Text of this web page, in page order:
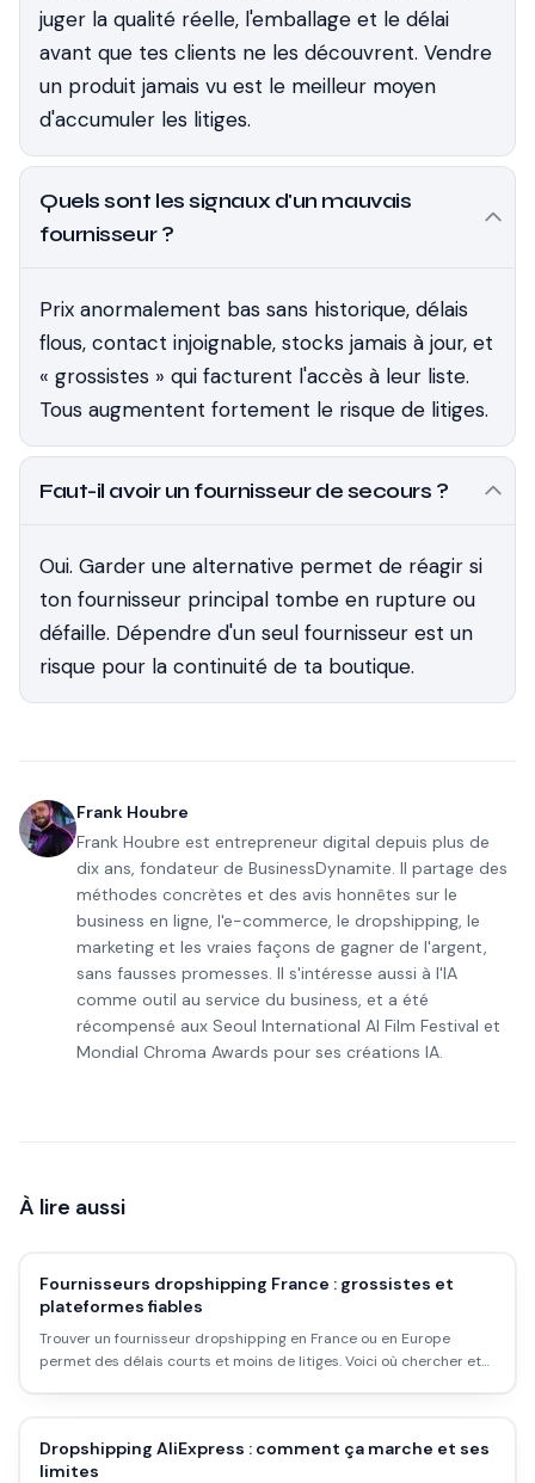
juger la qualité réelle, l'emballage et le délai
avant que tes clients ne les découvrent. Vendre
un produit jamais vu est le meilleur moyen
d'accumuler les litiges.
Quels sont les signaux d'un mauvais
fournisseur ?
Prix anormalement bas sans historique, délais
flous, contact injoignable, stocks jamais à jour, et
« grossistes » qui facturent l'accès à leur liste.
Tous augmentent fortement le risque de litiges.
Faut-il avoir un fournisseur de secours ?
Oui. Garder une alternative permet de réagir si
ton fournisseur principal tombe en rupture ou
défaille. Dépendre d'un seul fournisseur est un
risque pour la continuité de ta boutique.
Frank Houbre
Frank Houbre est entrepreneur digital depuis plus de
dix ans, fondateur de BusinessDynamite. Il partage des
méthodes concrètes et des avis honnêtes sur le
business en ligne, l'e-commerce, le dropshipping, le
marketing et les vraies façons de gagner de l'argent,
sans fausses promesses. Il s'intéresse aussi à l'IA
comme outil au service du business, et a été
récompensé aux Seoul International AI Film Festival et
Mondial Chroma Awards pour ses créations IA.
À lire aussi
Fournisseurs dropshipping France : grossistes et
plateformes fiables
Trouver un fournisseur dropshipping en France ou en Europe
permet des délais courts et moins de litiges. Voici où chercher et
Dropshipping AliExpress : comment ça marche et ses
limites